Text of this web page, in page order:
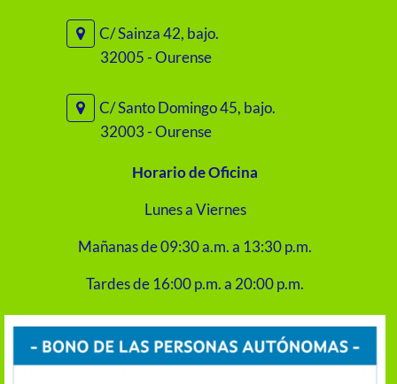
C/ Sainza 42, bajo.
32005 - Ourense
C/ Santo Domingo 45, bajo.
32003 - Ourense
Horario de Oficina
Lunes a Viernes
Mañanas de 09:30 a.m. a 13:30 p.m.
Tardes de 16:00 p.m. a 20:00 p.m.